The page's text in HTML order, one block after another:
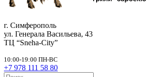
г. Симферополь
ул. Генерала Васильева, 43
ТЦ “Sneha-City”
10:00-19:00 ПН-ВС
+7 978 111 58 80